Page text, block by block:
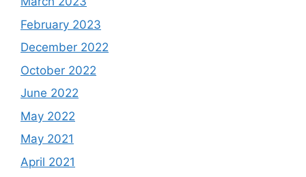
February 2023
December 2022
October 2022
June 2022
May 2022
May 2021
April 2021